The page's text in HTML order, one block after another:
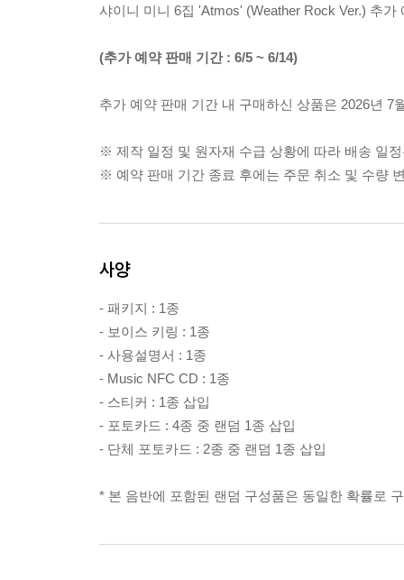
샤이니 미니 6집 'Atmos' (Weather Rock Ver.) 추가
(추가 예약 판매 기간 : 6/5 ~ 6/14)
추가 예약 판매 기간 내 구매하신 상품은 2026년 7
※ 제작 일정 및 원자재 수급 상황에 따라 배송 일
※ 예약 판매 기간 종료 후에는 주문 취소 및 수량
사양
- 패키지 : 1종
- 보이스 키링 : 1종
- 사용설명서 : 1종
- Music NFC CD : 1종
- 스티커 : 1종 삽입
- 포토카드 : 4종 중 랜덤 1종 삽입
- 단체 포토카드 : 2종 중 랜덤 1종 삽입
* 본 음반에 포함된 랜덤 구성품은 동일한 확률로